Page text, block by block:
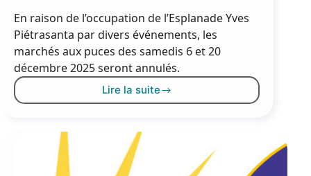
En raison de l’occupation de l’Esplanade Yves
Piétrasanta par divers événements, les
marchés aux puces des samedis 6 et 20
décembre 2025 seront annulés.
Lire la suite
Info
aux
puces